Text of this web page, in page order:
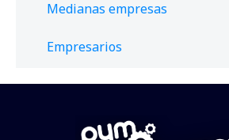
Medianas empresas
Empresarios